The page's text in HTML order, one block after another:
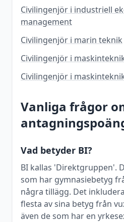
Civilingenjör i industriell
management
Civilingenjör i marin teknik
Civilingenjör i
Civilingenjör i
Vanliga frågor
Vad betyder BI?
BI kallas 'Direktgruppen'.
som har gymnasiebetyg
några tillägg. Det
flesta av sina betyg från
även de som har en